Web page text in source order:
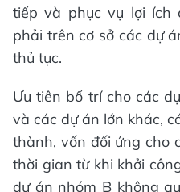
tiếp và phục vụ lợi ích
phải trên cơ sở các dự
thủ tục.
Ưu tiên bố trí cho các
và các dự án lớn khác,
thành, vốn đối ứng cho
thời gian từ khi khởi
dự án nhóm B không